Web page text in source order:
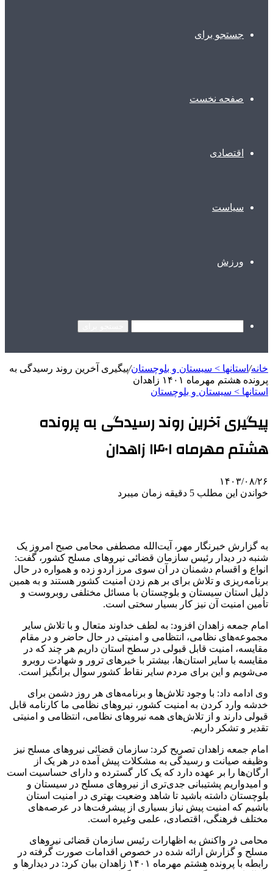
جستجو برای
صفحه نخست
اقتصادی
سیاست
ورزش
خانه/ استانها > سیستان و بلوچستان/پیگیری آخرین روند رسیدگی به
پرونده هشتم مهرماه ۱۴۰۱ زاهدان
استانها > سیستان و بلوچستان
پیگیری آخرین روند رسیدگی به پرونده
هشتم مهرماه ۱۴۰۱ زاهدان
۱۴۰۳/۰۸/۲۶
خواندن این مطلب 5 دقیقه زمان میبرد
به گزارش خبرنگار مهر، آیت‌الله مصطفی محامی صبح امروز یک
شنبه در دیدار رئیس سازمان قضائی نیروهای مسلح کشور، گفت:
انواع و اقسام دشمنان در آن سوی مرز اردو زده و همواره در حال
برنامه‌ریزی و تلاش برای بر هم زدن امنیت کشور هستند و به همین
دلیل استان سیستان و بلوچستان با مسائل مختلفی روبروست و
تأمین امنیت آن نیز کار بسیار سختی است.
امام جمعه زاهدان افزود: به لطف خداوند متعال و با تلاش سایر
مجموعه‌های نظامی، انتظامی و امنیتی در حال حاضر و در مقام
مقایسه، امنیت قابل قبولی در سطح استان داریم هر چند که در
مقایسه با سایر استان‌ها، بیشتر با خبرهای ترور و شهادت روبرو
می‌شویم و این برای مردم سایر نقاط کشور سوال برانگیز است.
وی ادامه داد: با وجود تلاش‌ها و برنامه‌های هر روز دشمن برای
خدشه وارد کردن به امنیت کشور، نیروهای نظامی ما کارنامه قابل
قبولی دارند و از تلاش‌های همه نیروهای نظامی، انتظامی و امنیتی
تقدیر و تشکر داریم.
امام جمعه زاهدان تصریح کرد: سازمان قضائی نیروهای مسلح نیز
وظیفه صیانت و رسیدگی به مشکلات پیش آمده در هر یک از
ارگان‌ها را بر عهده دارد که یک کار گسترده و دارای حساسیت است
و امیدواریم پشتیبانی جدی‌تری از نیروهای مسلح در سیستان و
بلوچستان داشته باشید تا شاهد وضعیت بهتری در امنیت استان
باشیم که امنیت پیش نیاز بسیاری از پیشرفت‌ها در عرصه‌های
مختلف فرهنگی، اقتصادی، علمی وغیره است.
محامی در واکنش به اظهارات رئیس سازمان قضائی نیروهای
مسلح و گزارش ارائه شده در خصوص اقدامات صورت گرفته در
رابطه با پرونده هشتم مهرماه ۱۴۰۱ زاهدان بیان کرد: در دیدارها و